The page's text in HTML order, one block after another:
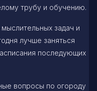
трубу и обучению.
задач и
лучше заняться
последующих
вопросы по огороду